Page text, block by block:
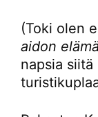
(Toki olen
aidon
napsia siitä